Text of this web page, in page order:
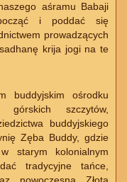
aśramu Babaji
i poddać się
prowadzących
krija jogi na te
buddyjskim ośrodku
górskich szczytów,
buddyjskiego
Zęba Buddy, gdzie
starym kolonialnym
tradycyjne tańce,